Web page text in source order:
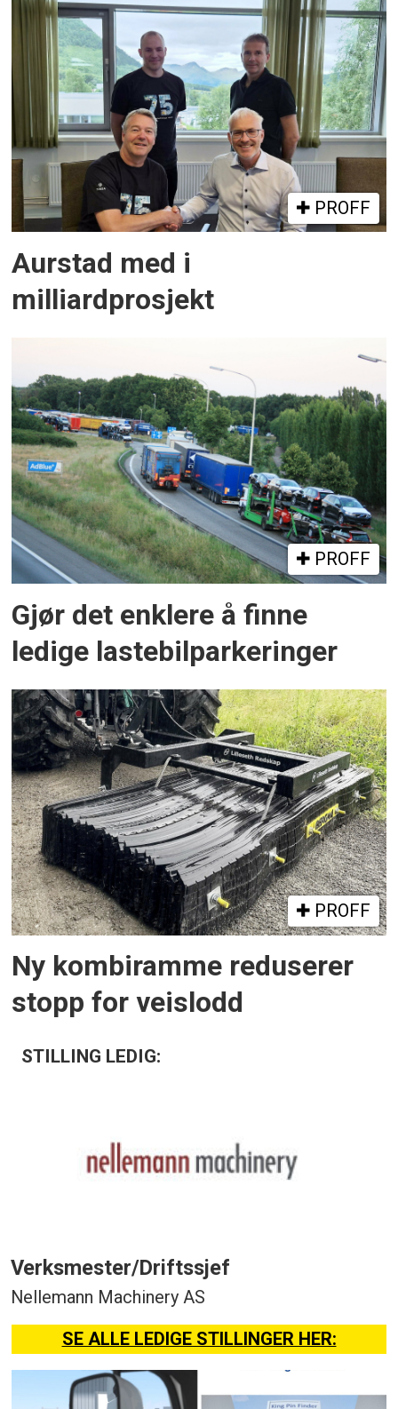
PROFF
Aurstad med i
milliardprosjekt
PROFF
Gjør det enklere å finne
ledige lastebilparkeringer
PROFF
Ny kombiramme reduserer
stopp for veislodd
STILLING LEDIG:
Verksmester/Driftssjef
Nellemann Machinery AS
SE ALLE LEDIGE STILLINGER HER: